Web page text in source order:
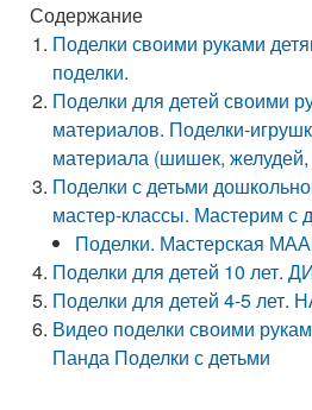
Содержание
Поделки своими руками
поделки.
Поделки для детей своими
материалов. Поделки-
материала (шишек,
Поделки с детьми
мастер-классы. Мастерим с
Поделки. Мастерская
Поделки для детей 10 лет.
Поделки для детей 4-5
Видео поделки своими
Панда Поделки с детьми